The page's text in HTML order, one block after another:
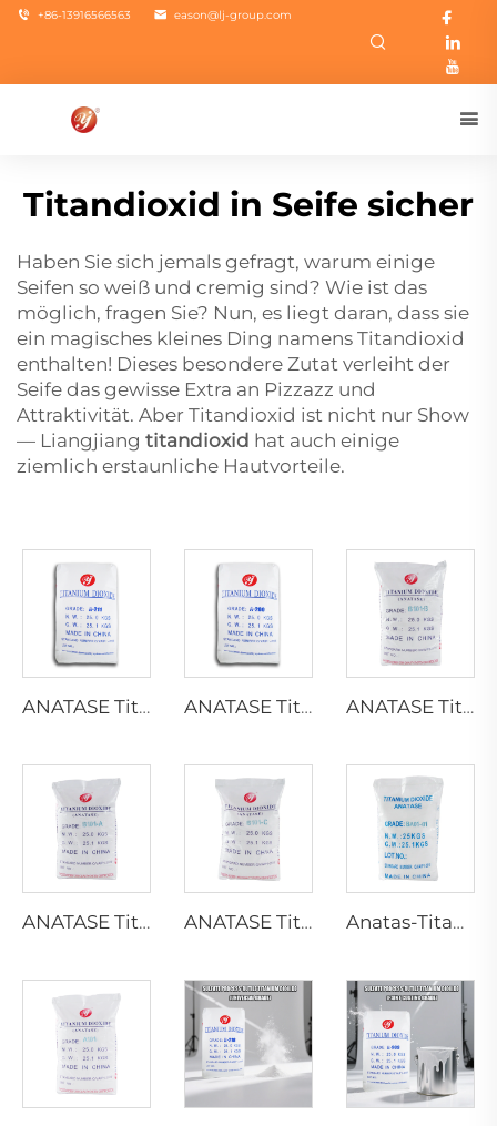
+86-13916566563 eason@lj-group.com
Titandioxid in Seife sicher
Haben Sie sich jemals gefragt, warum einige
Seifen so weiß und cremig sind? Wie ist das
möglich, fragen Sie? Nun, es liegt daran, dass sie
ein magisches kleines Ding namens Titandioxid
enthalten! Dieses besondere Zutat verleiht der
Seife das gewisse Extra an Pizzazz und
Attraktivität. Aber Titandioxid ist nicht nur Show
— Liangjiang titandioxid hat auch einige
ziemlich erstaunliche Hautvorteile.
ANATASE Titan dioxide A211 ANATASE Titan dioxide A200 ANATASE Titandioxid B101-B
ANATASE Titan dioxide B101-A ANATASE Titandioxid B101-C Anatas-Titanoxid BA01-01 | Allgemeine Qualität